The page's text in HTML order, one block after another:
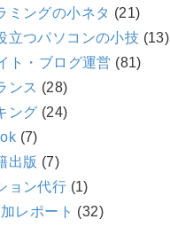
ミングの小ネタ (21)
立つパソコンの小技 (13)
ト・ブログ運営 (81)
ンス (28)
ング (24)
(7)
出版 (7)
ョン代行 (1)
レポート (32)